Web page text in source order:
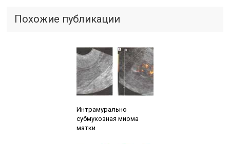
Похожие публикации
Интрамурально
субмукозная миома
матки